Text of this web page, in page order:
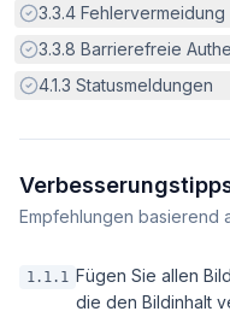
Erfüllt:
3.3.4
Erfüllt:
3.3.8 Barrierefreie
Erfüllt:
4.1.3 Statusmeldungen
Empfehlungen basierend
1.1.1 Fügen Sie allen
die den Bildinhalt